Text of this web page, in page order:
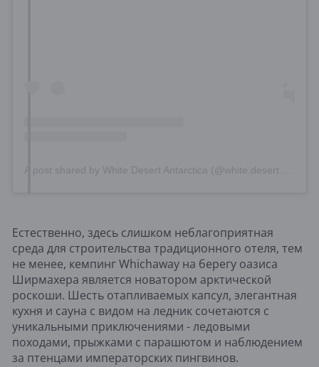
Естественно, здесь слишком неблагоприятная
среда для строительства традиционного отеля, тем
не менее, кемпинг Whichaway на берегу оазиса
Ширмахера является новатором арктической
роскоши. Шесть отапливаемых капсул, элегантная
кухня и сауна с видом на ледник сочетаются с
уникальными приключениями - ледовыми
походами, прыжками с парашютом и наблюдением
за птенцами императорских пингвинов.